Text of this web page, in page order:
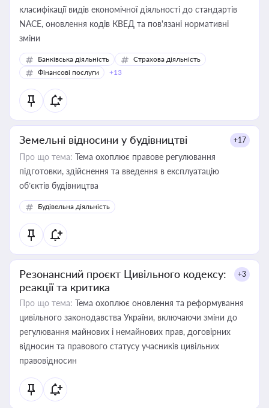
класифікації видів економічної діяльності до стандартів
NACE, оновлення кодів КВЕД та пов'язані нормативні
зміни
Банківська діяльність
Страхова діяльність
Фінансові послуги
+13
Земельні відносини у будівництві +17
Про що тема: Тема охоплює правове регулювання
підготовки, здійснення та введення в експлуатацію
об’єктів будівництва
Будівельна діяльність
Резонансний проєкт Цивільного кодексу:
реакції та критика
+3
Про що тема: Тема охоплює оновлення та реформування
цивільного законодавства України, включаючи зміни до
регулювання майнових і немайнових прав, договірних
відносин та правового статусу учасників цивільних
правовідносин